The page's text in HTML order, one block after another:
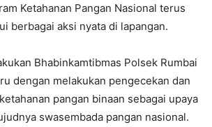
Ketahanan Pangan Nasional terus
berbagai aksi nyata di lapangan.
Bhabinkamtibmas Polsek Rumbai
dengan melakukan pengecekan dan
pangan binaan sebagai upaya
swasembada pangan nasional.